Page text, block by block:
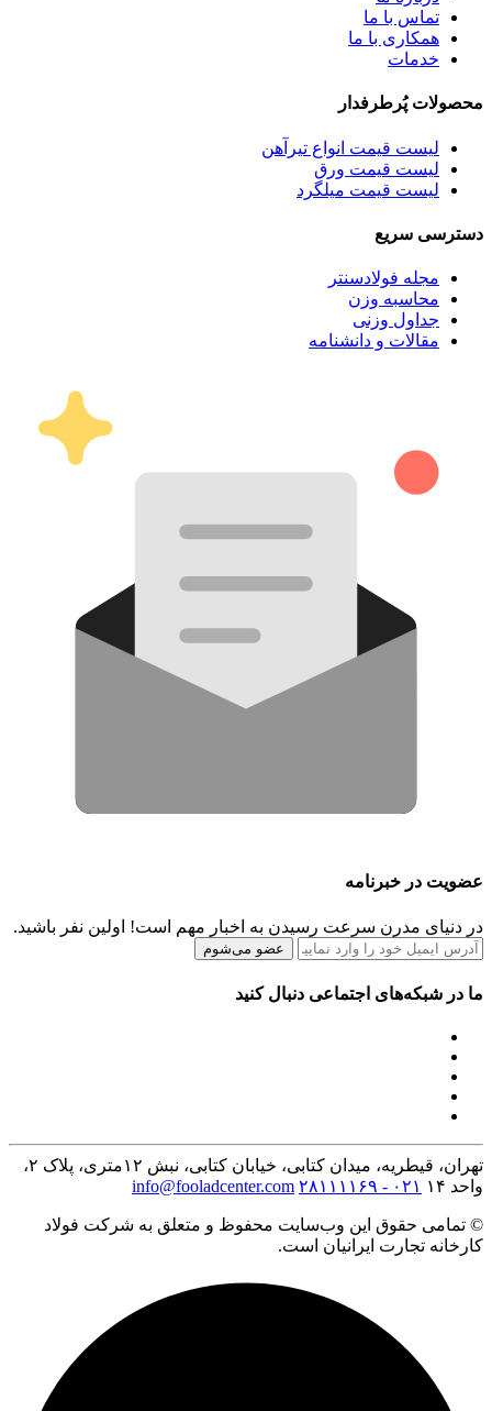
تماس با ما
همکاری با ما
خدمات
محصولات پُرطرفدار
لیست قیمت انواع تیرآهن
لیست قیمت ورق
لیست قیمت میلگرد
دسترسی سریع
مجله فولادسنتر
محاسبه وزن
جداول وزنی
مقالات و دانشنامه
عضویت در خبرنامه
در دنیای مدرن سرعت رسیدن به اخبار مهم است! اولین نفر باشید.
عضو می‌شوم
ما در شبکه‌های اجتماعی دنبال کنید
تهران، قیطریه، میدان کتابی، خیابان کتابی، نبش ۱۲متری، پلاک ۲،
واحد ۱۴
۰۲۱ - ۲۸۱۱۱۱۶۹ info@fooladcenter.com
© تمامی حقوق این وب‌سایت محفوظ و متعلق به شرکت فولاد
کارخانه تجارت ایرانیان است.